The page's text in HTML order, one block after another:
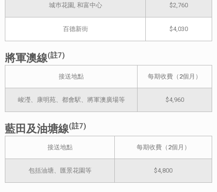
城巿花園, 和富中心 $2,760
百德新街 $4,030
將軍澳線(註7)
接送地點 每期收費（2個月）
峻瀅、康明苑、都會駅、將軍澳廣場等 $4,960
藍田及油塘線(註7)
接送地點 每期收費（2個月）
包括油塘、匯景花園等 $4,800